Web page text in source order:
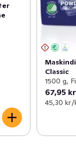
Classic
1500 g,
67,95 kr
45,30 kr /